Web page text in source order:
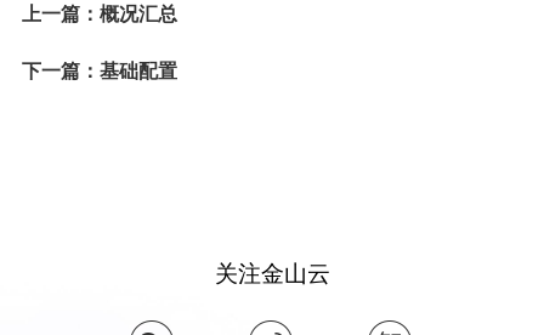
上一篇：概况汇总
下一篇：基础配置
关注金山云